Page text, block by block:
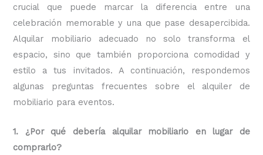
crucial que puede marcar la diferencia entre una
celebración memorable y una que pase desapercibida.
Alquilar mobiliario adecuado no solo transforma el
espacio, sino que también proporciona comodidad y
estilo a tus invitados. A continuación, respondemos
algunas preguntas frecuentes sobre el alquiler de
mobiliario para eventos.
1. ¿Por qué debería alquilar mobiliario en lugar de
comprarlo?